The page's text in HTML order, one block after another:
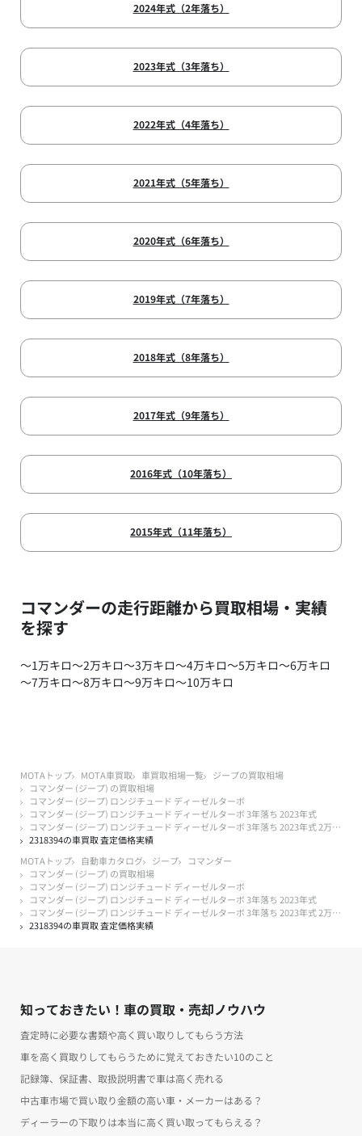
2024年式（2年落ち）
2023年式（3年落ち）
2022年式（4年落ち）
2021年式（5年落ち）
2020年式（6年落ち）
2019年式（7年落ち）
2018年式（8年落ち）
2017年式（9年落ち）
2016年式（10年落ち）
2015年式（11年落ち）
コマンダーの走行距離から買取相場・実績
を探す
～1万キロ～2万キロ～3万キロ～4万キロ～5万キロ～6万キロ
～7万キロ～8万キロ～9万キロ～10万キロ
MOTAトップ MOTA車買取 車買取相場一覧
ジープの買取相場
コマンダー (ジープ) の買取相場
コマンダー (ジープ) ロンジチュード ディーゼルターボ
コマンダー (ジープ) ロンジチュード ディーゼルターボ 3年落ち 2023年式
コマンダー (ジープ) ロンジチュード ディーゼルターボ 3年落ち 2023年式 2万キロ以下
2318394の車買取 査定価格実績
MOTAトップ
自動車カタログ ジープ
コマンダー
コマンダー (ジープ) の買取相場
コマンダー (ジープ) ロンジチュード ディーゼルターボ
コマンダー (ジープ) ロンジチュード ディーゼルターボ 3年落ち 2023年式
コマンダー (ジープ) ロンジチュード ディーゼルターボ 3年落ち 2023年式 2万キロ以下
2318394の車買取 査定価格実績
知っておきたい！車の買取・売却ノウハウ
査定時に必要な書類や高く買い取りしてもらう方法
車を高く買取りしてもらうために覚えておきたい10のこと
記録簿、保証書、取扱説明書で車は高く売れる
中古車市場で買い取り金額の高い車・メーカーはある？
ディーラーの下取りは本当に高く買い取ってもらえる？